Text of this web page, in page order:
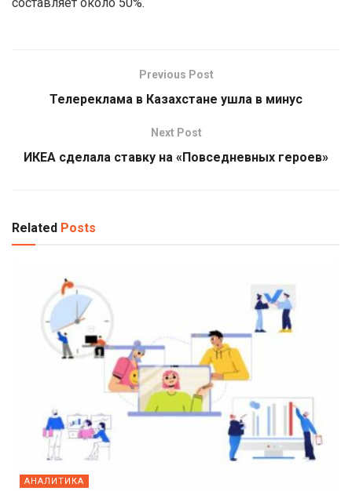
составляет около 50%.
Previous Post
Телереклама в Казахстане ушла в минус
Next Post
ИКЕА сделала ставку на «Повседневных героев»
Related Posts
АНАЛИТИКА